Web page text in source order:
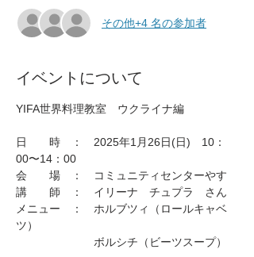
その他+4 名の参加者
イベントについて
YIFA世界料理教室　ウクライナ編
日　　時　：　2025年1月26日(日)　10：
00〜14：00
会　　場　：　コミュニティセンターやす
講　　師　：　イリーナ　チュプラ　さん
メニュー　：　ホルブツィ（ロールキャベ
ツ）
ボルシチ（ビーツスープ）